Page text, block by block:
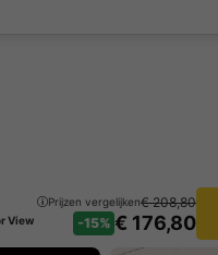
View
Prijzen vergelijken€ 208,80
-15% € 176,80